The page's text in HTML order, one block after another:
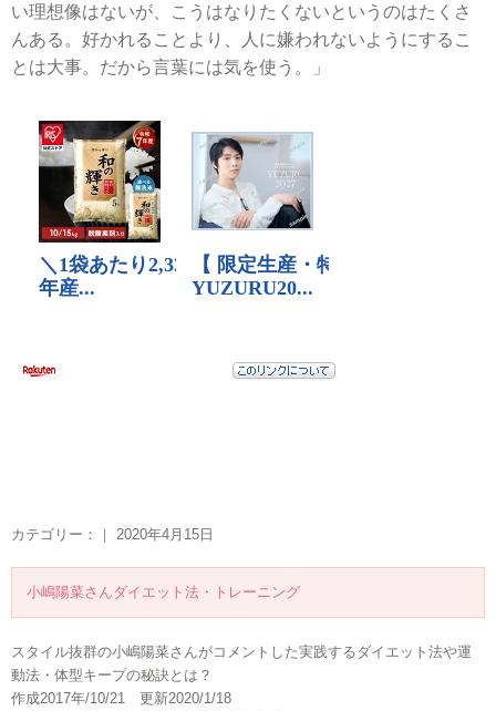
い理想像はないが、こうはなりたくないというのはたくさ
んある。好かれることより、人に嫌われないようにするこ
とは大事。だから言葉には気を使う。」
カテゴリー：｜ 2020年4月15日
小嶋陽菜さんダイエット法・トレーニング
スタイル抜群の小嶋陽菜さんがコメントした実践するダイエット法や運
動法・体型キープの秘訣とは？
作成2017年/10/21 更新2020/1/18